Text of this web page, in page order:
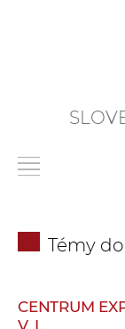
Témy
CENTRUM